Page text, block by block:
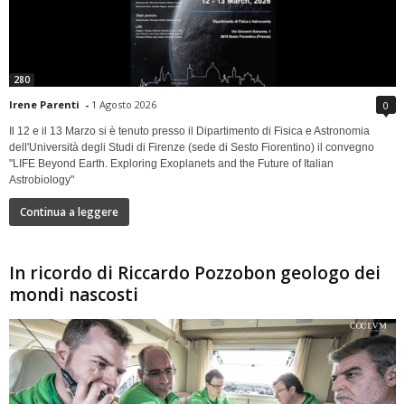
280
Irene Parenti - 1 Agosto 2026 0
Il 12 e il 13 Marzo si è tenuto presso il Dipartimento di Fisica e Astronomia
dell'Università degli Studi di Firenze (sede di Sesto Fiorentino) il convegno
"LIFE Beyond Earth. Exploring Exoplanets and the Future of Italian
Astrobiology"
Continua a leggere
In ricordo di Riccardo Pozzobon geologo dei
mondi nascosti